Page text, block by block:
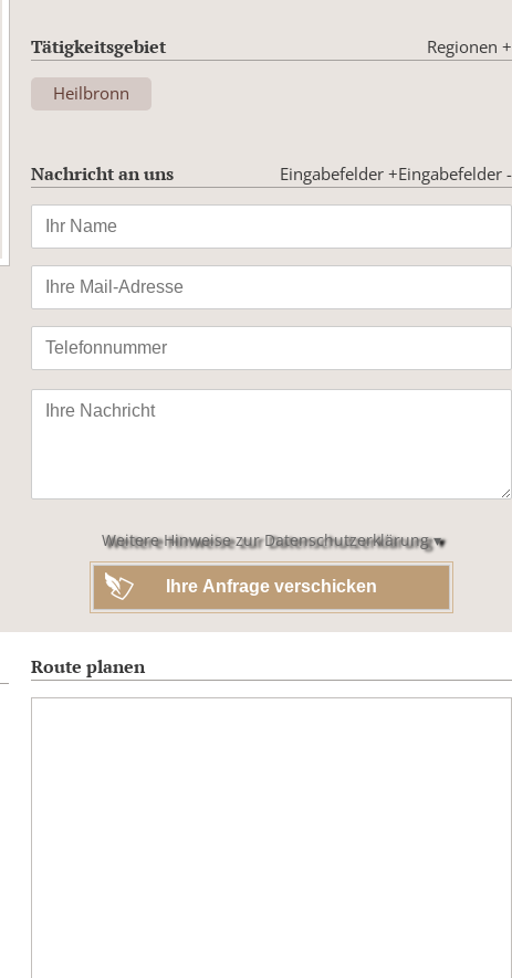
Tätigkeitsgebiet Regionen +
Heilbronn
Nachricht an uns Eingabefelder -
Eingabefelder +
Bitte
lasse
leer.
Weitere Hinweise zur Datenschutzerklärung ▾
Route planen